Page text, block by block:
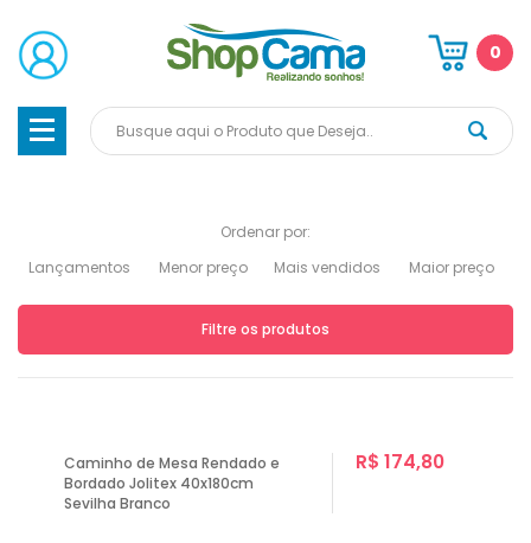
0
Ordenar por:
Lançamentos
Menor preço Mais vendidos Maior preço
Filtre os produtos
Caminho de Mesa Rendado e
Bordado Jolitex 40x180cm
Sevilha Branco
R$ 174,80